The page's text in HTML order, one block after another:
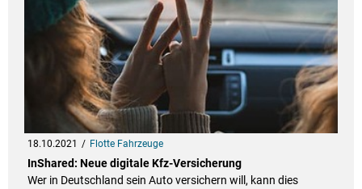
18.10.2021 Flotte Fahrzeuge
InShared: Neue digitale Kfz-Versicherung
Wer in Deutschland sein Auto versichern will, kann dies